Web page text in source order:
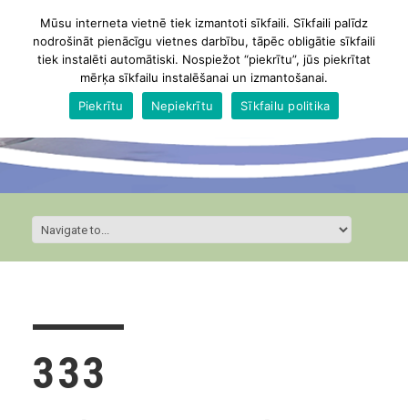
333
Mūsu interneta vietnē tiek izmantoti sīkfaili. Sīkfaili palīdz
nodrošināt pienācīgu vietnes darbību, tāpēc obligātie sīkfaili
tiek instalēti automātiski. Nospiežot “piekrītu”, jūs piekrītat
mērķa sīkfailu instalēšanai un izmantošanai.
Piekrītu
Nepiekrītu Sīkfailu politika